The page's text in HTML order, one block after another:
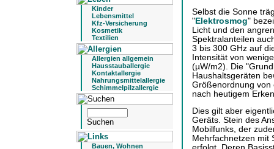
Kinder
Lebensmittel
Kfz-Versicherung
Kosmetik
Textilien
Allergien allgemein
Hausstauballergie
Kontaktallergie
Nahrungsmittelallergie
Schimmelpilzallergie
Bauen, Wohnen
Selbst die Sonne
"Elektrosmog"
Licht und den
Spektralanteilen
3 bis 300 GHz auf
Intensität von
(µW/m2). Die
Haushaltsgeräten
Größenordnung von
nach heutigem
Dies gilt aber
Geräts. Stein des
Mobilfunks, der
Mehrfachnetzen mit